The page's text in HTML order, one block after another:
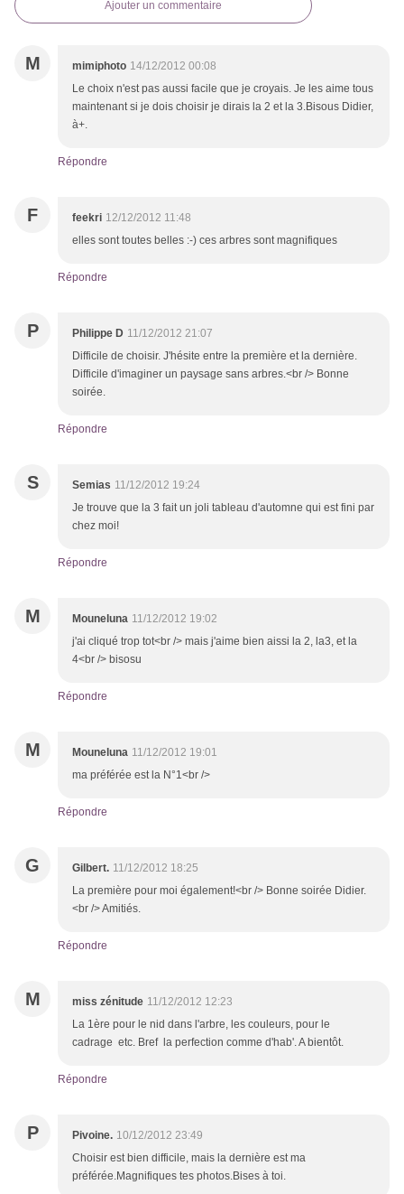
Ajouter un commentaire
M mimiphoto 14/12/2012 00:08
Le choix n'est pas aussi facile que je croyais. Je les aime tous
maintenant si je dois choisir je dirais la 2 et la 3.Bisous Didier,
à+.
Répondre
F feekri 12/12/2012 11:48
elles sont toutes belles :-) ces arbres sont magnifiques
Répondre
P Philippe D 11/12/2012 21:07
Difficile de choisir. J'hésite entre la première et la dernière.
Difficile d'imaginer un paysage sans arbres.<br /> Bonne
soirée.
Répondre
S Semias 11/12/2012 19:24
Je trouve que la 3 fait un joli tableau d'automne qui est fini par
chez moi!
Répondre
M Mouneluna 11/12/2012 19:02
j'ai cliqué trop tot<br /> mais j'aime bien aissi la 2, la3, et la
4<br /> bisosu
Répondre
M Mouneluna 11/12/2012 19:01
ma préférée est la N°1<br />
Répondre
G Gilbert. 11/12/2012 18:25
La première pour moi également!<br /> Bonne soirée Didier.
<br /> Amitiés.
Répondre
M miss zénitude 11/12/2012 12:23
La 1ère pour le nid dans l'arbre, les couleurs, pour le
cadrage etc. Bref la perfection comme d'hab'. A bientôt.
Répondre
P Pivoine. 10/12/2012 23:49
Choisir est bien difficile, mais la dernière est ma
préférée.Magnifiques tes photos.Bises à toi.